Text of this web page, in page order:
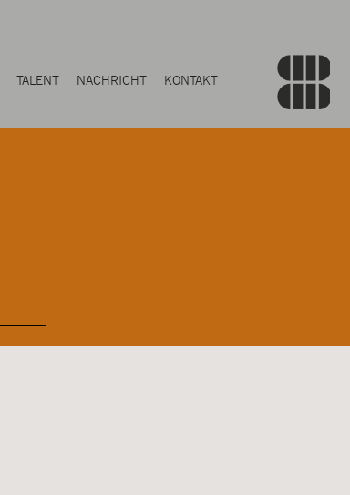
TALENT NACHRICHT
KONTAKT